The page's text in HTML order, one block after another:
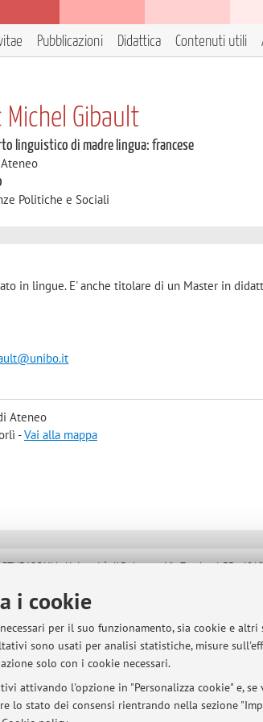
i cookie
per il suo funzionamento, sia cookie e
sono usati per analisi statistiche, misure
solo con i cookie necessari.
attivando l'opzione in "Personalizza cookie" e,
lo stato dei consensi rientrando nella sezione
Pubblicazioni Didattica Contenuti utili
Michel Gibault
linguistico di madre lingua: francese
Politiche e Sociali
in lingue. E' anche titolare di un Master in
Ateneo
-Vai alla mappa
- Università di Bologna - Via Zamboni, 33 -